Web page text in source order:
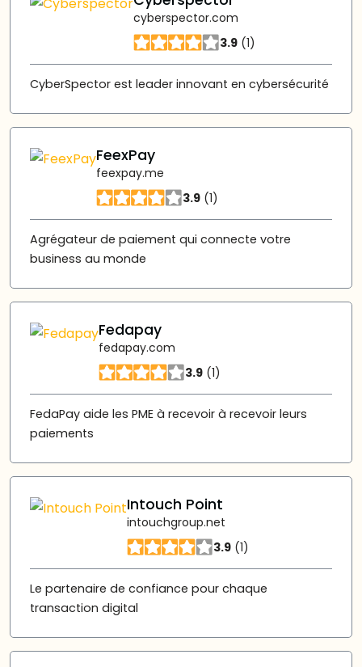
cyberspector.com
3.9 (1)
CyberSpector est leader innovant en cybersécurité
FeexPay
feexpay.me
3.9 (1)
Agrégateur de paiement qui connecte votre
business au monde
Fedapay
fedapay.com
3.9 (1)
FedaPay aide les PME à recevoir à recevoir leurs
paiements
Intouch Point
intouchgroup.net
3.9 (1)
Le partenaire de confiance pour chaque
transaction digital